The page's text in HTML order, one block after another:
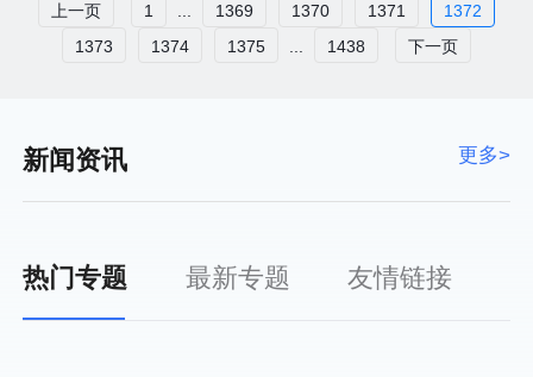
上一页 1 1369 1370 1371
1372
1373
1374 1375 1438 下一页
新闻资讯 更多>
热门专题 最新专题 友情链接